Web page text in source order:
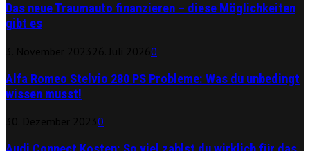
Das neue Traumauto finanzieren – diese Möglichkeiten
gibt es
0
Alfa Romeo Stelvio 280 PS Probleme: Was du unbedingt
wissen musst!
0